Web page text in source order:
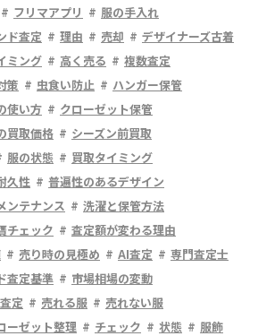
フリマアプリ
服の手入れ
ド査定 理由 売却
デザイナーズ古着
ミング 高く売る
複数査定
策 虫食い防止
ハンガー保管
使い方
クローゼット保管
買取価格
シーズン前買取
服の状態
買取タイミング
久性
普遍性のあるデザイン
ンテナンス
洗濯と保管方法
チェック
査定額が変わる理由
売り時の見極め AI査定
専門査定士
査定基準
市場相場の変動
定
売れる服
売れない服
ーゼット整理 チェック 状態
服飾